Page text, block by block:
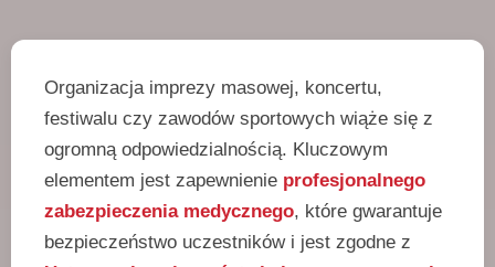
Organizacja imprezy masowej, koncertu,
festiwalu czy zawodów sportowych wiąże się z
ogromną odpowiedzialnością. Kluczowym
elementem jest zapewnienie profesjonalnego
zabezpieczenia medycznego, które gwarantuje
bezpieczeństwo uczestników i jest zgodne z